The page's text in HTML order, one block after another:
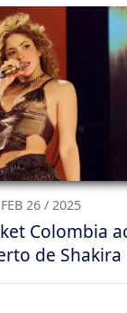
26 / 2025
Colombia
de Shakira